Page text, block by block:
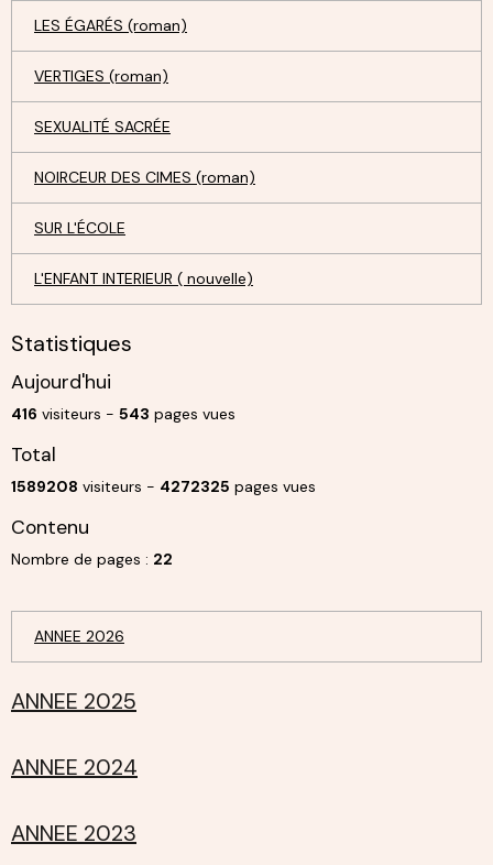
LES ÉGARÉS (roman)
VERTIGES (roman)
SEXUALITÉ SACRÉE
NOIRCEUR DES CIMES (roman)
SUR L'ÉCOLE
L'ENFANT INTERIEUR ( nouvelle)
Statistiques
Aujourd'hui
416 visiteurs - 543 pages vues
Total
1589208 visiteurs - 4272325 pages vues
Contenu
Nombre de pages : 22
ANNEE 2026
ANNEE 2025
ANNEE 2024
ANNEE 2023